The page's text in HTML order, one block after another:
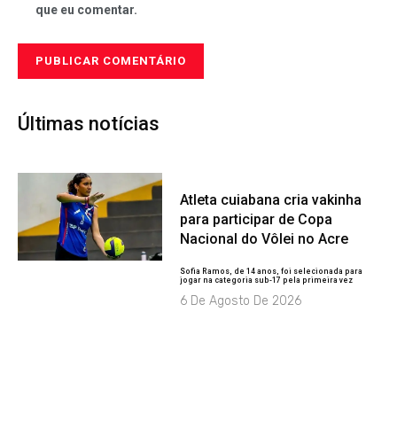
que eu comentar.
Últimas notícias
Atleta cuiabana cria vakinha
para participar de Copa
Nacional do Vôlei no Acre
Sofia Ramos, de 14 anos, foi selecionada para
jogar na categoria sub-17 pela primeira vez
6 De Agosto De 2026